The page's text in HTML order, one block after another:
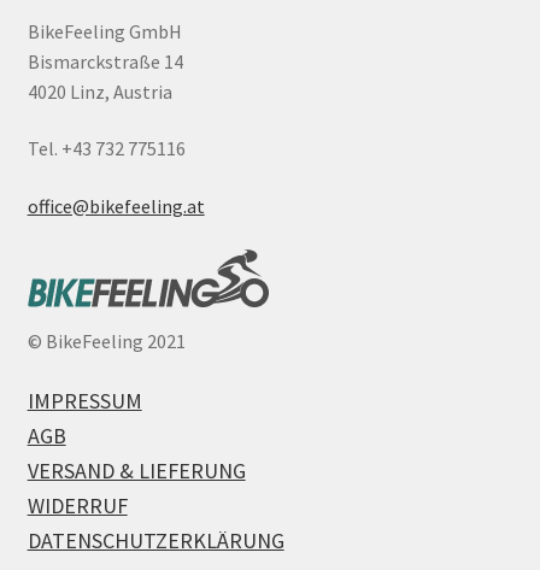
BikeFeeling GmbH
Bismarckstraße 14
4020 Linz, Austria
Tel. +43 732 775116
office@bikefeeling.at
© BikeFeeling 2021
IMPRESSUM
AGB
VERSAND & LIEFERUNG
WIDERRUF
DATENSCHUTZERKLÄRUNG